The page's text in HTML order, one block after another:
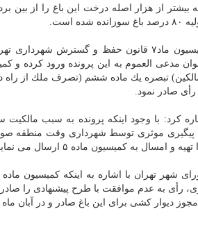
بیشتر از هزار اصله درخت این باغ را از بین
شده است.
به سبب این آتش سوزی دادستان انقلاب تهران و شورای حفظ
رأی صادر نمود.
كرد: با وجود اینكه پرونده به سبب
پیگیری موثری توسط شهرداری وقت منطقه
و امسال به كمیسیون ماده ۵ ارسال می نماید.
تهران با اشاره به اینكه كمیسیون ماده ۵ باز با عنایت به عدم تدوین
رأی به عدم موافقت با طرح پیشنهادی را
دیوار كشی برای این باغ صادر و در آبان ماه باز مجوز